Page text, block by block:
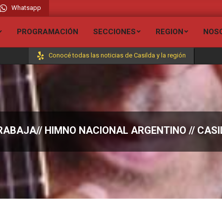
Whatsapp
Liberada FM 106.7 // Visita todas nuestras secciones y entérate de
PROGRAMACIÓN SECCIONES REGION
Conocé todas las noticias de Casilda y la región
HIMNO NACIONAL ARGENTINO //